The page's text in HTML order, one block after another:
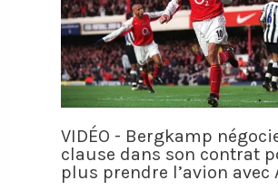
VIDÉO - Bergkamp
clause dans son contrat
plus prendre l’avion avec